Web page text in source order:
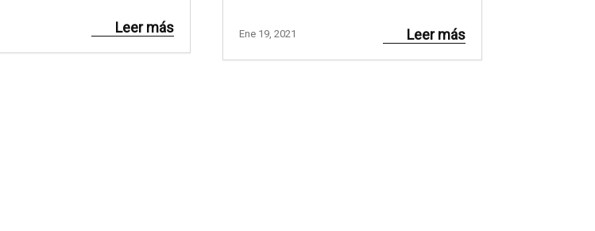
Leer más Ene 19, 2021 Leer más